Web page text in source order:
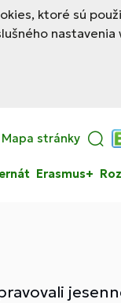
ktoré sú
Mapa stránky
Erasmus+